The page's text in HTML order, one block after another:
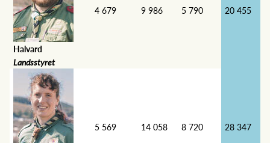
Halvard
Landsstyret
4 679 9 986 5 790 20 455
5 569 14 058 8 720 28 347